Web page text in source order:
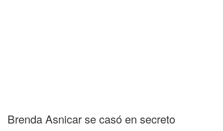
Brenda Asnicar se casó en secreto